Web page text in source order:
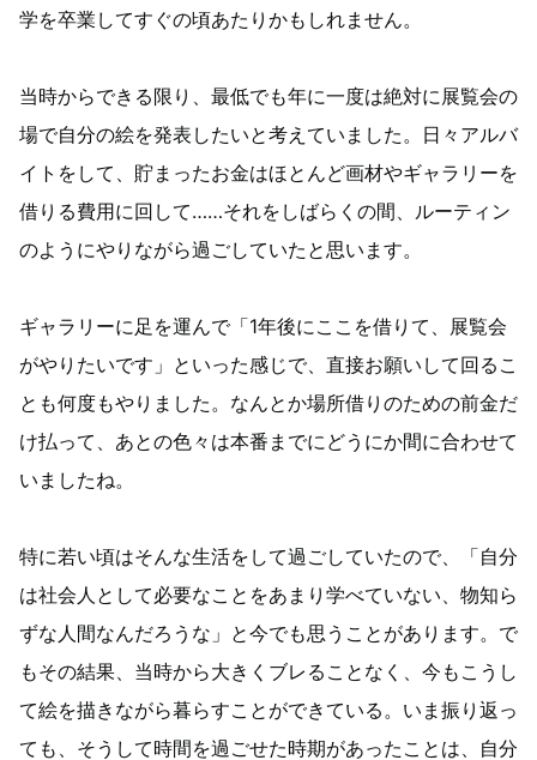
学を卒業してすぐの頃あたりかもしれません。
当時からできる限り、最低でも年に一度は絶対に展覧会の
場で自分の絵を発表したいと考えていました。日々アルバ
イトをして、貯まったお金はほとんど画材やギャラリーを
借りる費用に回して……それをしばらくの間、ルーティン
のようにやりながら過ごしていたと思います。
ギャラリーに足を運んで「1年後にここを借りて、展覧会
がやりたいです」といった感じで、直接お願いして回るこ
とも何度もやりました。なんとか場所借りのための前金だ
け払って、あとの色々は本番までにどうにか間に合わせて
いましたね。
特に若い頃はそんな生活をして過ごしていたので、「自分
は社会人として必要なことをあまり学べていない、物知ら
ずな人間なんだろうな」と今でも思うことがあります。で
もその結果、当時から大きくブレることなく、今もこうし
て絵を描きながら暮らすことができている。いま振り返っ
ても、そうして時間を過ごせた時期があったことは、自分